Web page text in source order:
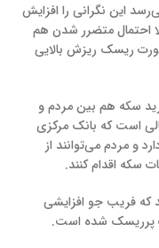
این نگرانی را افزایش
احتمال متضرر شدن هم
ریسک ریزش بالایی
سکه هم بین مردم و
است که بانک مرکزی
و مردم می‌توانند از
سکه اقدام کنند.
که فریب جو افزایشی
پرریسک شده است.